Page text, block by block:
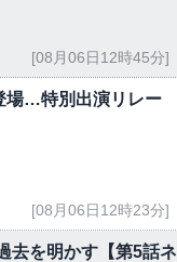
[08月06日12時45分]
場…特別出演リレー
[08月06日12時23分]
去を明かす【第5話ネ